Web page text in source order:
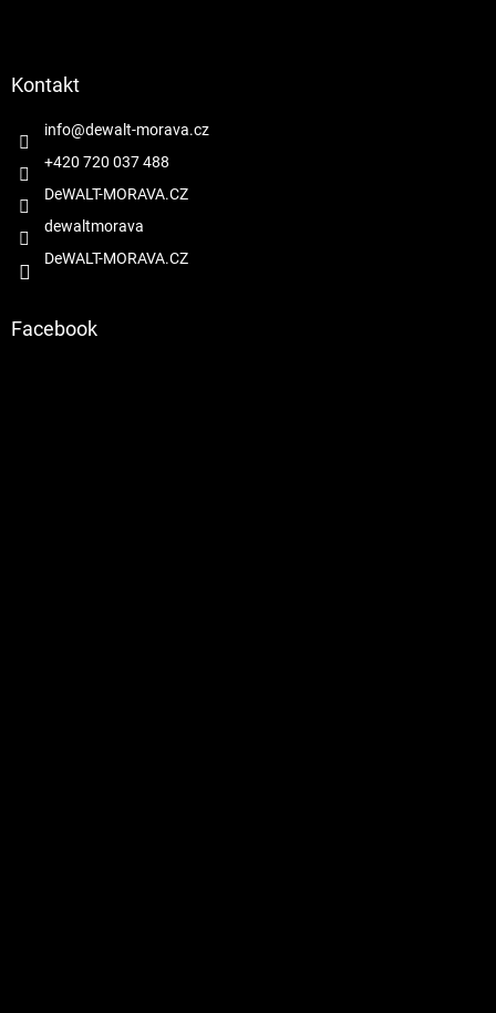
Kontakt
info@dewalt-morava.cz
+420 720 037 488
DeWALT-MORAVA.CZ
dewaltmorava
DeWALT-MORAVA.CZ
Facebook